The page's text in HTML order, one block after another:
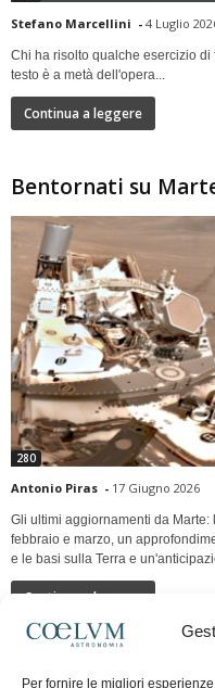
Per fornire le migliori
Stefano Marcellini - 4 Luglio
Chi ha risolto qualche esercizio
testo è a metà dell'opera...
Continua a leggere
Bentornati su
280
Antonio Piras - 17 Giugno 2026
Gli ultimi aggiornamenti da
febbraio e marzo, un
e le basi sulla Terra e
Continua a leggere